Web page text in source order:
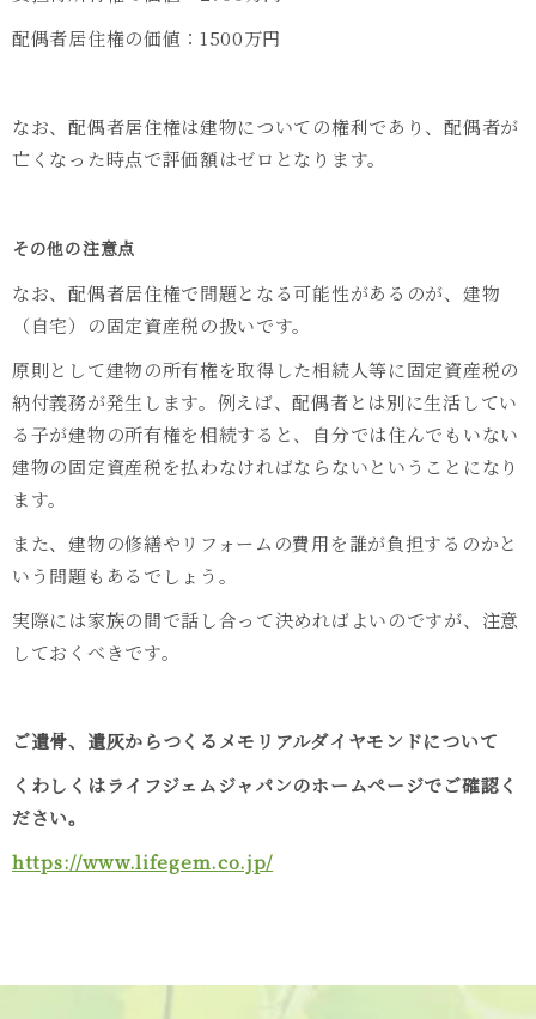
配偶者居住権の価値：1500万円
なお、配偶者居住権は建物についての権利であり、配偶者が
亡くなった時点で評価額はゼロとなります。
その他の注意点
なお、配偶者居住権で問題となる可能性があるのが、建物
（自宅）の固定資産税の扱いです。
原則として建物の所有権を取得した相続人等に固定資産税の
納付義務が発生します。例えば、配偶者とは別に生活してい
る子が建物の所有権を相続すると、自分では住んでもいない
建物の固定資産税を払わなければならないということになり
ます。
また、建物の修繕やリフォームの費用を誰が負担するのかと
いう問題もあるでしょう。
実際には家族の間で話し合って決めればよいのですが、注意
しておくべきです。
ご遺骨、遺灰からつくるメモリアルダイヤモンドについて
くわしくはライフジェムジャパンのホームページでご確認く
ださい。
https://www.lifegem.co.jp/